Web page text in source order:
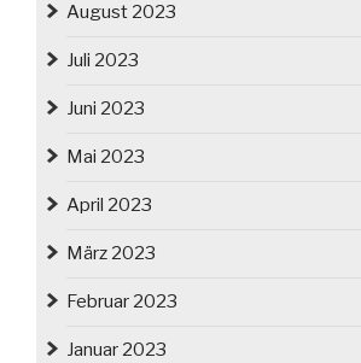
August 2023
Juli 2023
Juni 2023
Mai 2023
April 2023
März 2023
Februar 2023
Januar 2023